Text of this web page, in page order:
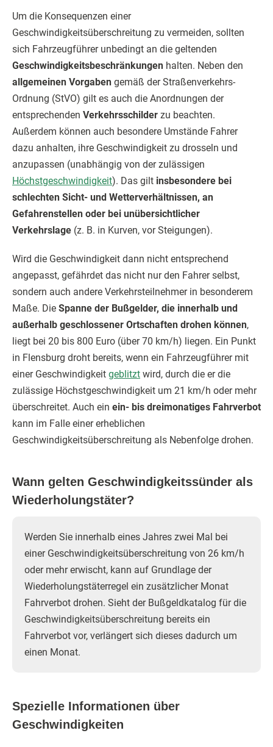
Um die Konsequenzen einer
Geschwindigkeitsüberschreitung zu vermeiden, sollten
sich Fahrzeugführer unbedingt an die geltenden
Geschwindigkeitsbeschränkungen halten. Neben den
allgemeinen Vorgaben gemäß der Straßenverkehrs-
Ordnung (StVO) gilt es auch die Anordnungen der
entsprechenden Verkehrsschilder zu beachten.
Außerdem können auch besondere Umstände Fahrer
dazu anhalten, ihre Geschwindigkeit zu drosseln und
anzupassen (unabhängig von der zulässigen
Höchstgeschwindigkeit). Das gilt insbesondere bei
schlechten Sicht- und Wetterverhältnissen, an
Gefahrenstellen oder bei unübersichtlicher
Verkehrslage (z. B. in Kurven, vor Steigungen).
Wird die Geschwindigkeit dann nicht entsprechend
angepasst, gefährdet das nicht nur den Fahrer selbst,
sondern auch andere Verkehrsteilnehmer in besonderem
Maße. Die Spanne der Bußgelder, die innerhalb und
außerhalb geschlossener Ortschaften drohen können,
liegt bei 20 bis 800 Euro (über 70 km/h) liegen. Ein Punkt
in Flensburg droht bereits, wenn ein Fahrzeugführer mit
einer Geschwindigkeit geblitzt wird, durch die er die
zulässige Höchstgeschwindigkeit um 21 km/h oder mehr
überschreitet. Auch ein ein- bis dreimonatiges Fahrverbot
kann im Falle einer erheblichen
Geschwindigkeitsüberschreitung als Nebenfolge drohen.
Wann gelten Geschwindigkeitssünder als
Wiederholungstäter?
Werden Sie innerhalb eines Jahres zwei Mal bei
einer Geschwindigkeitsüberschreitung von 26 km/h
oder mehr erwischt, kann auf Grundlage der
Wiederholungstäterregel ein zusätzlicher Monat
Fahrverbot drohen. Sieht der Bußgeldkatalog für die
Geschwindigkeitsüberschreitung bereits ein
Fahrverbot vor, verlängert sich dieses dadurch um
einen Monat.
Spezielle Informationen über
Geschwindigkeiten